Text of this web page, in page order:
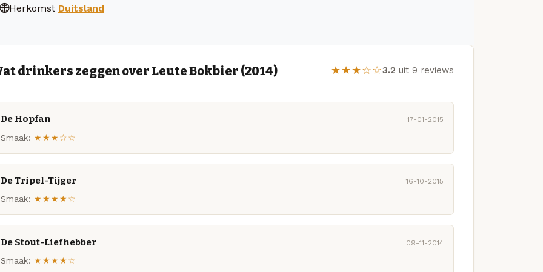
Herkomst Duitsland
drinkers zeggen over Leute Bokbier (2014) ★★★☆☆3.2 uit 9 reviews
De Hopfan 17-01-2015
Smaak: ★★★☆☆
De Tripel-Tijger 16-10-2015
Smaak: ★★★★☆
De Stout-Liefhebber 09-11-2014
Smaak: ★★★★☆